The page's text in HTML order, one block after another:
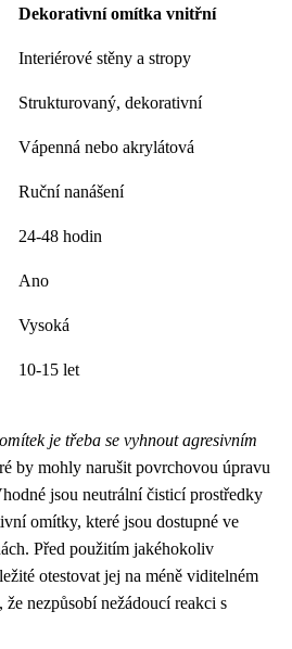
Dekorativní omítka vnitřní
Interiérové stěny a stropy
Strukturovaný, dekorativní
Vápenná nebo akrylátová
Ruční nanášení
24-48 hodin
Ano
Vysoká
10-15 let
je třeba se vyhnout agresivním
by mohly narušit povrchovou úpravu
jsou neutrální čisticí prostředky
omítky, které jsou dostupné ve
Před použitím jakéhokoliv
otestovat jej na méně viditelném
nezpůsobí nežádoucí reakci s